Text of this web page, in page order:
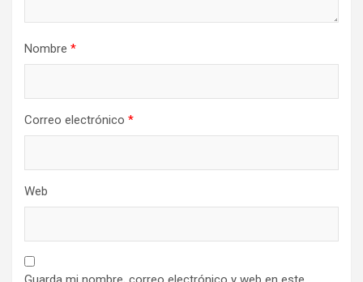
Nombre *
Correo electrónico *
Web